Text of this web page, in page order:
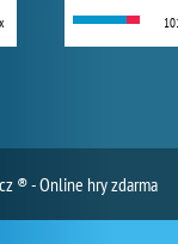
® - Online hry zdarma